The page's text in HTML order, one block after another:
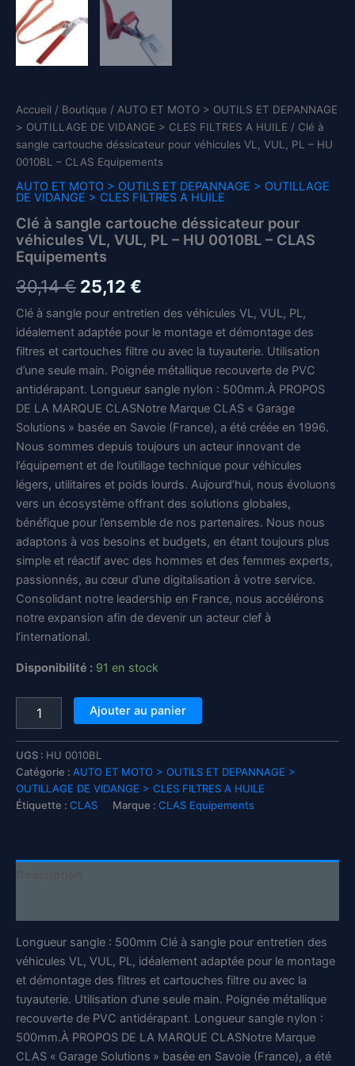
Accueil / Boutique / AUTO ET MOTO > OUTILS ET DEPANNAGE
> OUTILLAGE DE VIDANGE > CLES FILTRES A HUILE / Clé à
sangle cartouche déssicateur pour véhicules VL, VUL, PL – HU
0010BL – CLAS Equipements
AUTO ET MOTO > OUTILS ET DEPANNAGE > OUTILLAGE
DE VIDANGE > CLES FILTRES A HUILE
Clé à sangle cartouche déssicateur pour
véhicules VL, VUL, PL – HU 0010BL – CLAS
Equipements
30,14€ Le
prix
initial
était :
30,14 €.
25,12 €
prix
actuel
est :
25,12 €.
Clé à sangle pour entretien des véhicules VL, VUL, PL,
idéalement adaptée pour le montage et démontage des
filtres et cartouches filtre ou avec la tuyauterie. Utilisation
d’une seule main. Poignée métallique recouverte de PVC
antidérapant. Longueur sangle nylon : 500mm.À PROPOS
DE LA MARQUE CLASNotre Marque CLAS « Garage
Solutions » basée en Savoie (France), a été créée en 1996.
Nous sommes depuis toujours un acteur innovant de
l’équipement et de l’outillage technique pour véhicules
légers, utilitaires et poids lourds. Aujourd’hui, nous évoluons
vers un écosystème offrant des solutions globales,
bénéfique pour l’ensemble de nos partenaires. Nous nous
adaptons à vos besoins et budgets, en étant toujours plus
simple et réactif avec des hommes et des femmes experts,
passionnés, au cœur d’une digitalisation à votre service.
Consolidant notre leadership en France, nous accélérons
notre expansion afin de devenir un acteur clef à
l’international.
Disponibilité : 91 en stock
à
sangle
cartouche
déssicateur
pour
VUL,
-
CLAS
Equipements
Ajouter au panier
UGS : HU 0010BL
Catégorie : AUTO ET MOTO > OUTILS ET DEPANNAGE >
OUTILLAGE DE VIDANGE > CLES FILTRES A HUILE
Étiquette : CLAS Marque : CLAS Equipements
Longueur sangle : 500mm Clé à sangle pour entretien des
véhicules VL, VUL, PL, idéalement adaptée pour le montage
et démontage des filtres et cartouches filtre ou avec la
tuyauterie. Utilisation d’une seule main. Poignée métallique
recouverte de PVC antidérapant. Longueur sangle nylon :
500mm.À PROPOS DE LA MARQUE CLASNotre Marque
CLAS « Garage Solutions » basée en Savoie (France), a été